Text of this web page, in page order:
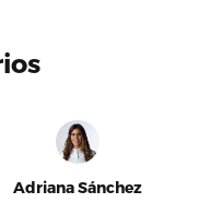
Adriana Sánchez